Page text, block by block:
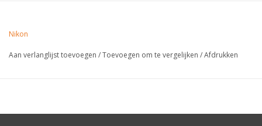
Nikon
Aan verlanglijst toevoegen /Toevoegen om te vergelijken /Afdrukken